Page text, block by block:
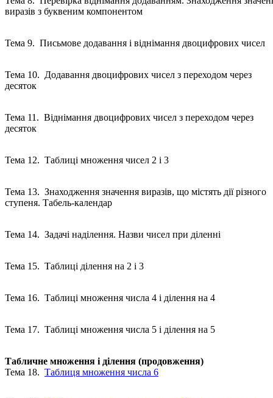
виразів з буквеним компонентом
Тема 9. Письмове додавання і віднімання двоцифрових
Тема 10. Додавання двоцифрових чисел з переходом через
десяток
Тема 11. Віднімання двоцифрових чисел з переходом через
десяток
Тема 12. Таблиці множення чисел 2 і 3
Тема 13. Знаходження значення виразів, що містять дії різного
ступеня. Табель-календар
Тема 14. Задачі наділення. Назви чисел при діленні
Тема 15. Таблиці ділення на 2 і 3
Тема 16. Таблиці множення числа 4 і ділення на 4
Тема 17. Таблиці множення числа 5 і ділення на 5
Табличне множення і ділення (продовження)
Тема 18. Таблиця множення числа 6